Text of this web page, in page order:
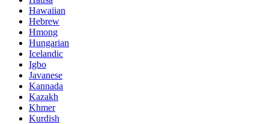
Hawaiian
Hebrew
Hmong
Hungarian
Icelandic
Igbo
Javanese
Kannada
Kazakh
Khmer
Kurdish